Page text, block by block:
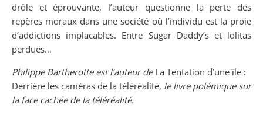
drôle et éprouvante, l’auteur questionne la perte des
repères moraux dans une société où l’individu est la proie
d’addictions implacables. Entre Sugar Daddy’s et lolitas
perdues…
Philippe Bartherotte est l’auteur de La Tentation d’une île :
Derrière les caméras de la téléréalité, le livre polémique sur
la face cachée de la téléréalité.